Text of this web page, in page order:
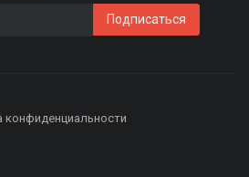
Подписаться
конфиденциальности